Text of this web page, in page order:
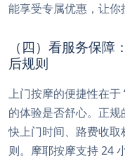
能享受专属优惠，让你
（四）看服务保
后规则
上门按摩的便捷性在于
的体验是否舒心。正
快上门时间、路费收
则。摩耶按摩支持 24